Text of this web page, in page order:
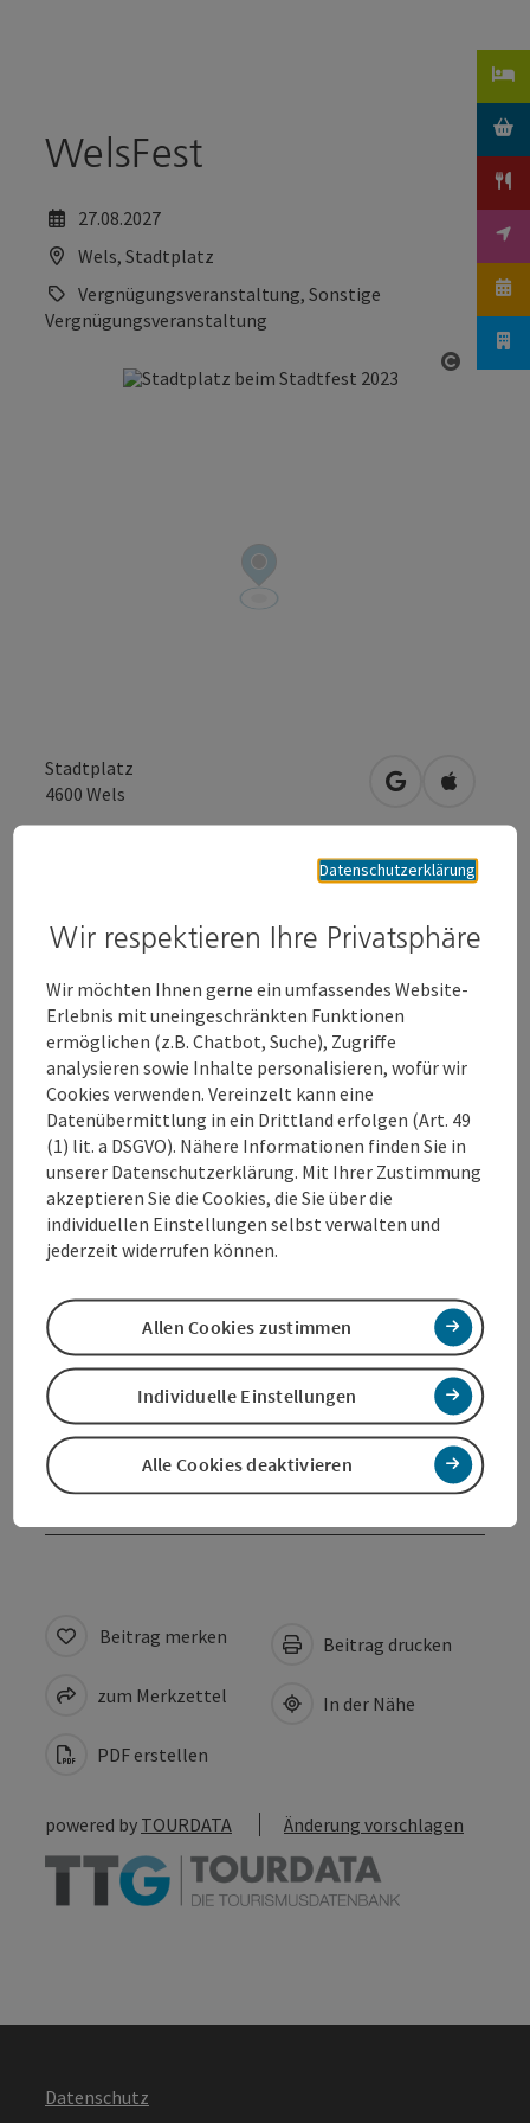
WelsFest
27.08.2027
Wels, Stadtplatz
Vergnügungsveranstaltung, Sonstige
Vergnügungsveranstaltung
Stadtplatz
4600 Wels in Googlein Apple
Veranstaltungsinformationen
infos folgen......
Kontakt
Anreise/Lage
Eignung
Barrierefreiheit
Zur Website
Beitrag merken
zum Merkzettel
PDF erstellen
Beitrag drucken
In der Nähe
powered by TOURDATA Änderung vorschlagen
Datenschutz
Datenschutzerklärung
Wir respektieren Ihre Privatsphäre
Wir möchten Ihnen gerne ein umfassendes Website-
Erlebnis mit uneingeschränkten Funktionen
ermöglichen (z.B. Chatbot, Suche), Zugriffe
analysieren sowie Inhalte personalisieren, wofür wir
Cookies verwenden. Vereinzelt kann eine
Datenübermittlung in ein Drittland erfolgen (Art. 49
(1) lit. a DSGVO). Nähere Informationen finden Sie in
unserer Datenschutzerklärung. Mit Ihrer Zustimmung
akzeptieren Sie die Cookies, die Sie über die
individuellen Einstellungen selbst verwalten und
jederzeit widerrufen können.
Alle Cookies deaktivieren
Individuelle Einstellungen
Allen Cookies zustimmen